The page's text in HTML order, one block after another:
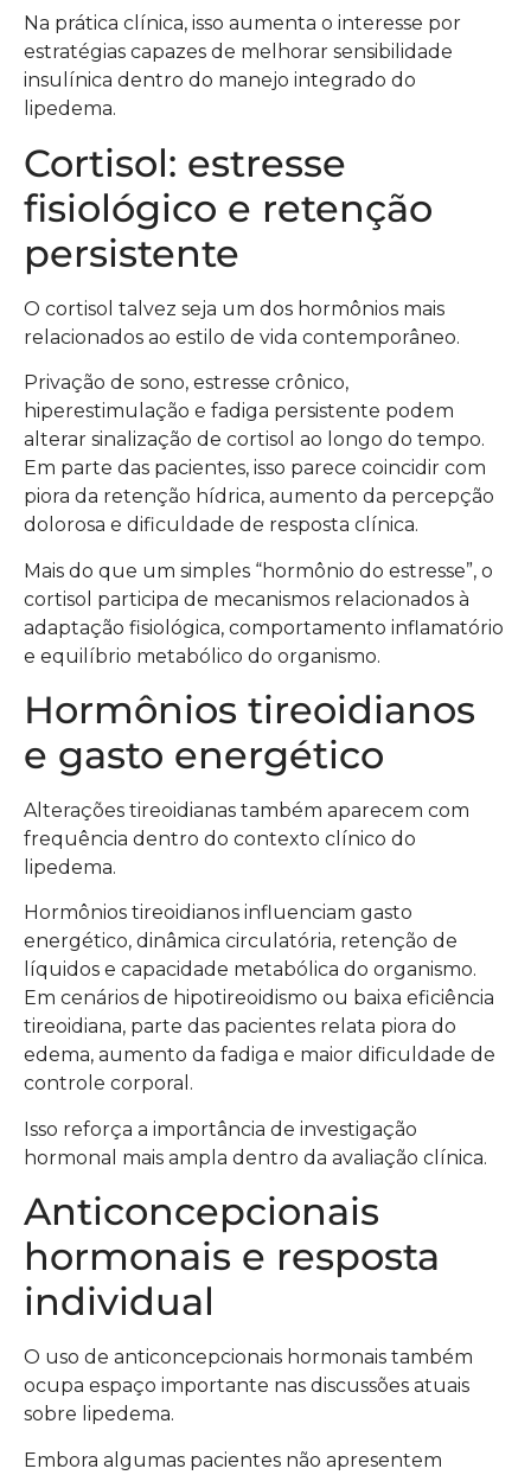
Na prática clínica, isso aumenta o interesse por
estratégias capazes de melhorar sensibilidade
insulínica dentro do manejo integrado do
lipedema.
Cortisol: estresse
fisiológico e retenção
persistente
O cortisol talvez seja um dos hormônios mais
relacionados ao estilo de vida contemporâneo.
Privação de sono, estresse crônico,
hiperestimulação e fadiga persistente podem
alterar sinalização de cortisol ao longo do tempo.
Em parte das pacientes, isso parece coincidir com
piora da retenção hídrica, aumento da percepção
dolorosa e dificuldade de resposta clínica.
Mais do que um simples “hormônio do estresse”, o
cortisol participa de mecanismos relacionados à
adaptação fisiológica, comportamento inflamatório
e equilíbrio metabólico do organismo.
Hormônios tireoidianos
e gasto energético
Alterações tireoidianas também aparecem com
frequência dentro do contexto clínico do
lipedema.
Hormônios tireoidianos influenciam gasto
energético, dinâmica circulatória, retenção de
líquidos e capacidade metabólica do organismo.
Em cenários de hipotireoidismo ou baixa eficiência
tireoidiana, parte das pacientes relata piora do
edema, aumento da fadiga e maior dificuldade de
controle corporal.
Isso reforça a importância de investigação
hormonal mais ampla dentro da avaliação clínica.
Anticoncepcionais
hormonais e resposta
individual
O uso de anticoncepcionais hormonais também
ocupa espaço importante nas discussões atuais
sobre lipedema.
Embora algumas pacientes não apresentem